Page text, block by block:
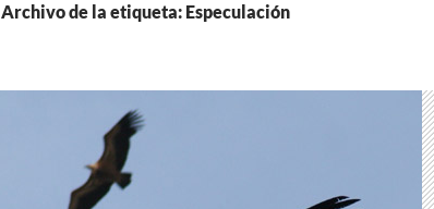
Archivo de la etiqueta: Especulación